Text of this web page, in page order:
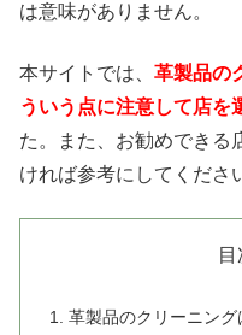
は意味がありません。
本サイトでは、 革製品の
ういう点に注意して店を
た。また、お勧めできる
ければ参考にしてくださ
目
革製品のクリーニング